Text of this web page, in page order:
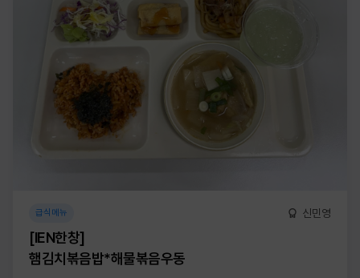
급식메뉴 신민영
[IEN한창]
햄김치볶음밥*해물볶음우동